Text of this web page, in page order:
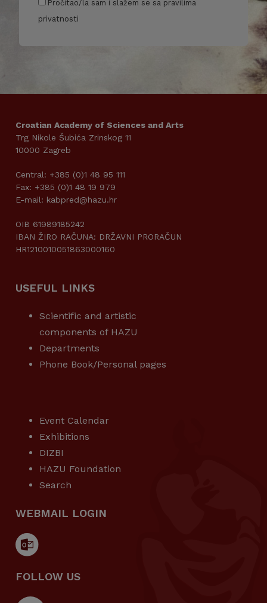
Pročitao/la sam i slažem se sa pravilima
privatnosti
Croatian Academy of Sciences and Arts
Trg Nikole Šubića Zrinskog 11
10000 Zagreb
Central: +385 (0)1 48 95 111
Fax: +385 (0)1 48 19 979
E-mail: kabpred@hazu.hr
OIB 61989185242
IBAN ŽIRO RAČUNA: DRŽAVNI PRORAČUN
HR1210010051863000160
USEFUL LINKS
Scientific and artistic
components of HAZU
Departments
Phone Book/Personal pages
Event Calendar
Exhibitions
DIZBI
HAZU Foundation
Search
WEBMAIL LOGIN
FOLLOW US